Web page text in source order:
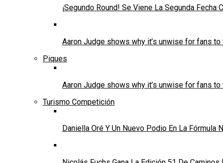
¡Segundo Round! Se Viene La Segunda
Aaron Judge shows why it’s unwise for fans to
Piques
Aaron Judge shows why it’s unwise for fans to
Turismo Competición
Daniella Oré Y Un Nuevo Podio En La Fórmula